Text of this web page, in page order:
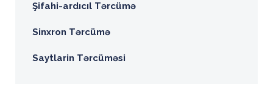
Şifahi-ardıcıl Tərcümə
Sinxron Tərcümə
Saytlarin Tərcüməsi